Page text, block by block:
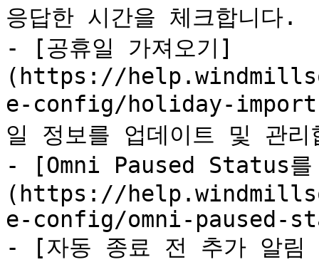
응답한 시간을 체크합니다.
- [공휴일 가져오기]
(https://
e-config/holiday-
일 정보를 업데이트 및 관리
- [Omni Paused Status
(https://
e-config/omni-paused-
- [자동 종료 전 추가 알림